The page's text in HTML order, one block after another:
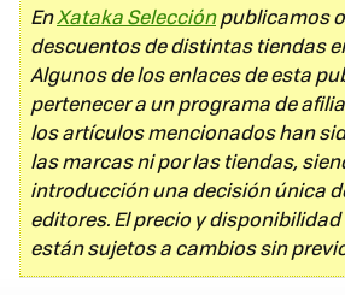
EnXataka Selecciónpublicamos
descuentos de distintas tiendas
Algunos de los enlaces de esta
pertenecer a un programa de
los artículos mencionados han
las marcas ni por las tiendas,
introducción una decisión única
editores. El precio y
están sujetos a cambios sin